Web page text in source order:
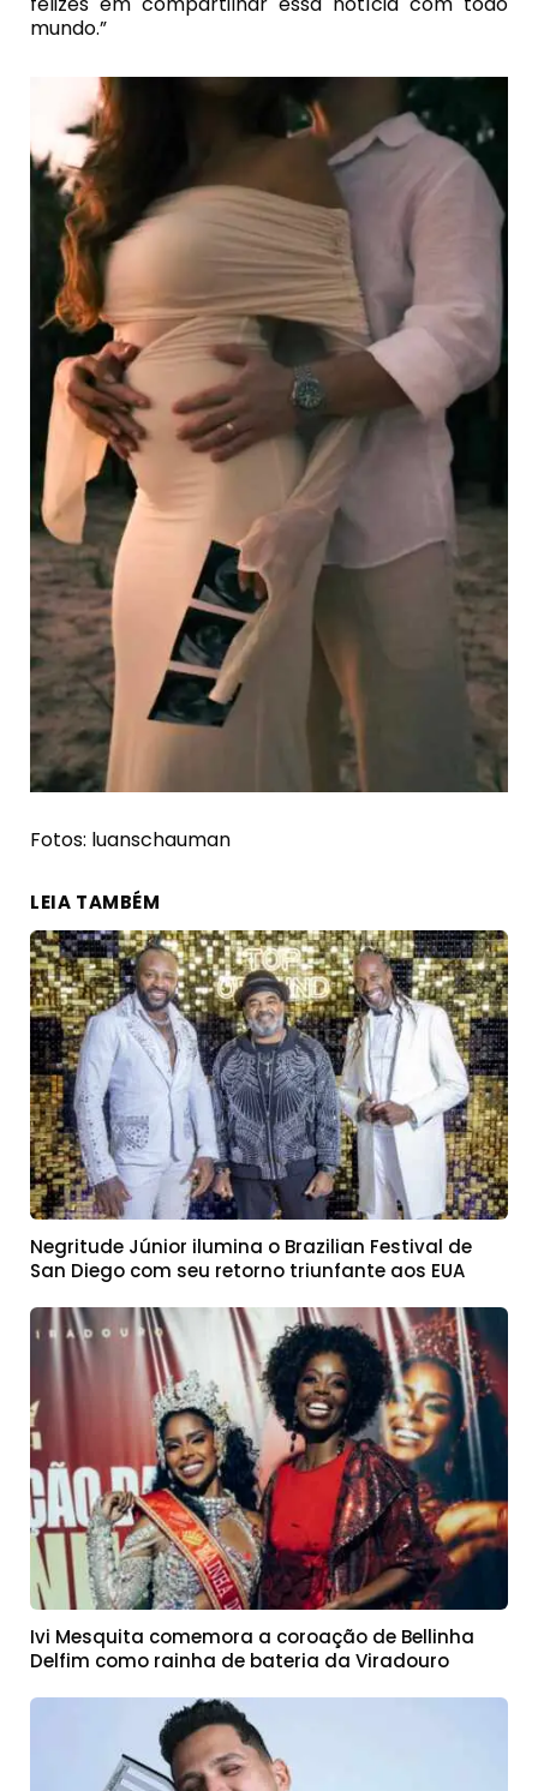
mundo.”
Fotos: luanschauman
LEIA TAMBÉM
Negritude Júnior ilumina o Brazilian Festival de
San Diego com seu retorno triunfante aos EUA
Ivi Mesquita comemora a coroação de Bellinha
Delfim como rainha de bateria da Viradouro